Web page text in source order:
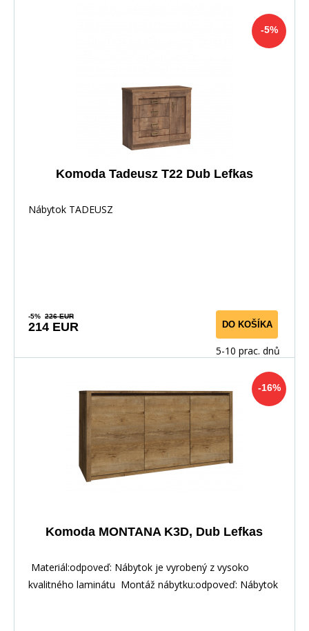
-5%
Komoda Tadeusz T22 Dub Lefkas
Nábytok TADEUSZ
-5% 226 EUR
214 EUR DO KOŠÍKA
5-10 prac. dnů
-16%
Komoda MONTANA K3D, Dub Lefkas
Materiál:odpoveď: Nábytok je vyrobený z vysoko
kvalitného laminátu Montáž nábytku:odpoveď: Nábytok